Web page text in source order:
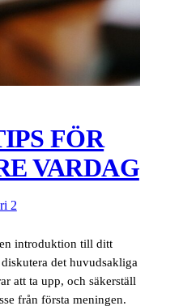
FÖR
VARDAG
2
introduktion till ditt
det huvudsakliga
att ta upp, och säkerställ
från första meningen.